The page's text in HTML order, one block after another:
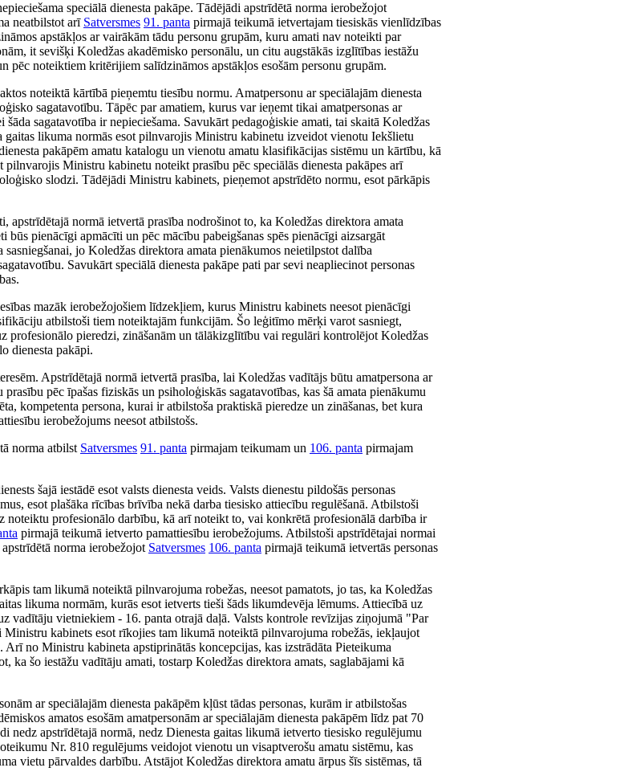
speciālā dienesta pakāpe. Tādējādi apstrīdētā norma ierobežojot
neatbilstot arī Satversmes 91. panta pirmajā teikumā ietvertajam tiesiskās vienlīdzības
apstākļos ar vairākām tādu personu grupām, kuru amati nav noteikti par
it sevišķi Koledžas akadēmisko personālu, un citu augstākās izglītības iestāžu
noteiktiem kritērijiem salīdzināmos apstākļos esošām personu grupām.
noteiktā kārtībā pieņemtu tiesību normu. Amatpersonu ar speciālajām dienesta
sagatavotību. Tāpēc par amatiem, kurus var ieņemt tikai amatpersonas ar
sagatavotība ir nepieciešama. Savukārt pedagoģiskie amati, tai skaitā Koledžas
likuma normās esot pilnvarojis Ministru kabinetu izveidot vienotu Iekšlietu
pakāpēm amatu katalogu un vienotu amatu klasifikācijas sistēmu un kārtību, kā
Ministru kabinetu noteikt prasību pēc speciālās dienesta pakāpes arī
slodzi. Tādējādi Ministru kabinets, pieņemot apstrīdēto normu, esot pārkāpis
apstrīdētajā normā ietvertā prasība nodrošinot to, ka Koledžas direktora amata
pienācīgi apmācīti un pēc mācību pabeigšanas spēs pienācīgi aizsargāt
jo Koledžas direktora amata pienākumos neietilpstot dalība
Savukārt speciālā dienesta pakāpe pati par sevi neapliecinot personas
mazāk ierobežojošiem līdzekļiem, kurus Ministru kabinets neesot pienācīgi
atbilstoši tiem noteiktajām funkcijām. Šo leģitīmo mērķi varot sasniegt,
profesionālo pieredzi, zināšanām un tālākizglītību vai regulāri kontrolējot Koledžas
dienesta pakāpi.
Apstrīdētajā normā ietvertā prasība, lai Koledžas vadītājs būtu amatpersona ar
pēc īpašas fiziskās un psiholoģiskās sagatavotības, kas šā amata pienākumu
kompetenta persona, kurai ir atbilstoša praktiskā pieredze un zināšanas, bet kura
ierobežojums neesot atbilstošs.
norma atbilst Satversmes 91. panta pirmajam teikumam un 106. panta pirmajam
šajā iestādē esot valsts dienesta veids. Valsts dienestu pildošās personas
esot plašāka rīcības brīvība nekā darba tiesisko attiecību regulēšanā. Atbilstoši
noteiktu profesionālo darbību, kā arī noteikt to, vai konkrētā profesionālā darbība ir
pirmajā teikumā ietverto pamattiesību ierobežojums. Atbilstoši apstrīdētajai normai
norma ierobežojot Satversmes 106. panta pirmajā teikumā ietvertās personas
tam likumā noteiktā pilnvarojuma robežas, neesot pamatots, jo tas, ka Koledžas
likuma normām, kurās esot ietverts tieši šāds likumdevēja lēmums. Attiecībā uz
vadītāju vietniekiem - 16. panta otrajā daļā. Valsts kontrole revīzijas ziņojumā "Par
kabinets esot rīkojies tam likumā noteiktā pilnvarojuma robežās, iekļaujot
no Ministru kabineta apstiprinātās koncepcijas, kas izstrādāta Pieteikuma
ka šo iestāžu vadītāju amati, tostarp Koledžas direktora amats, saglabājami kā
ar speciālajām dienesta pakāpēm kļūst tādas personas, kurām ir atbilstošas
amatos esošām amatpersonām ar speciālajām dienesta pakāpēm līdz pat 70
nedz apstrīdētajā normā, nedz Dienesta gaitas likumā ietverto tiesisko regulējumu
Nr. 810 regulējums veidojot vienotu un visaptverošu amatu sistēmu, kas
vietu pārvaldes darbību. Atstājot Koledžas direktora amatu ārpus šīs sistēmas, tā